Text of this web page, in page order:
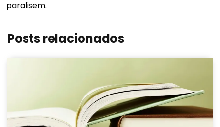
paralisem.
Posts relacionados